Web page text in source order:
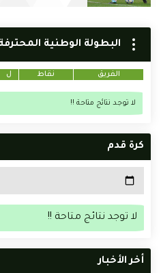
البطولة الوطنية
الفريق نقاط ل
لا توجد نتائج متاحة !!
كرة قدم
لا توجد نتائج متاحة !!
أخر الأخبار